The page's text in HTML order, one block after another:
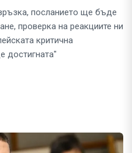
посланието ще бъде
проверка на реакциите ни
критична
достигната"